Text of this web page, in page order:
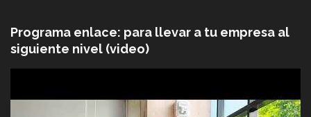
Programa enlace: para llevar a tu empresa al
siguiente nivel (video)